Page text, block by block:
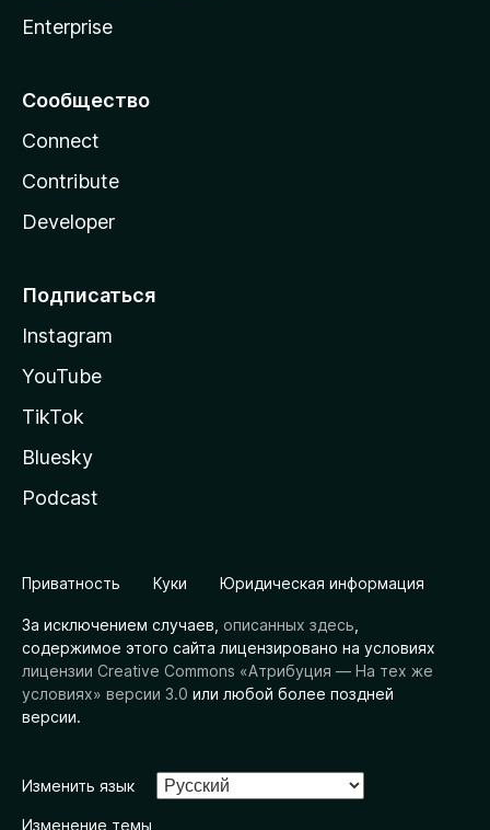
Enterprise
Сообщество
Connect
Contribute
Developer
Подписаться
Instagram
YouTube
TikTok
Bluesky
Podcast
Приватность Куки Юридическая информация
За исключением случаев, описанных здесь
содержимое этого сайта лицензировано на условиях
лицензии Creative Commons «Атрибуция — На тех же
условиях» версии 3.0 или любой более поздней
версии.
Изменить язык
Изменение темы